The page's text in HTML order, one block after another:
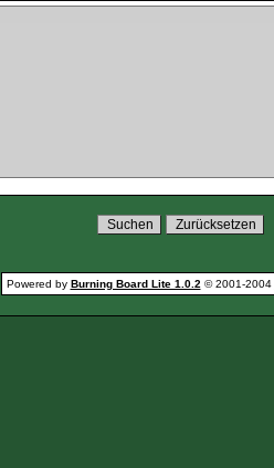
Powered by Burning Board Lite 1.0.2 © 2001-2004